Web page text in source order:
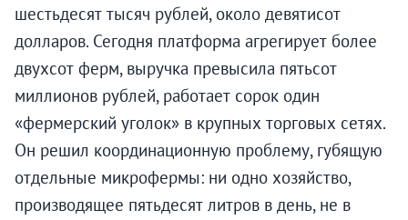
шестьдесят тысяч рублей, около девятисот
долларов. Сегодня платформа агрегирует более
двухсот ферм, выручка превысила пятьсот
миллионов рублей, работает сорок один
«фермерский уголок» в крупных торговых сетях.
Он решил координационную проблему, губящую
отдельные микрофермы: ни одно хозяйство,
производящее пятьдесят литров в день, не в